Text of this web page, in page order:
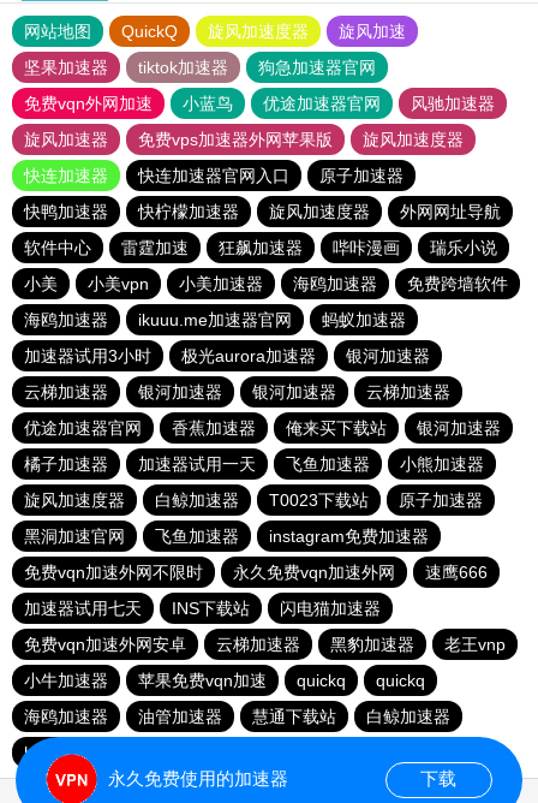
网站地图 QuickQ 旋风加速度器
旋风加速
坚果加速器
tiktok加速器
狗急加速器官网
免费vqn外网加速
小蓝鸟 优途加速器官网
风驰加速器
旋风加速器
免费vps加速器外网苹果版
旋风加速度器
快连加速器
快连加速器官网入口
原子加速器
快鸭加速器
快柠檬加速器 旋风加速度器
外网网址导航
软件中心
雷霆加速 狂飙加速器 哔咔漫画
瑞乐小说
小美
小美vpn 小美加速器 海鸥加速器
免费跨墙软件
海鸥加速器
ikuuu.me加速器官网
蚂蚁加速器
加速器试用3小时
极光aurora加速器
银河加速器
云梯加速器
银河加速器 银河加速器
云梯加速器
优途加速器官网
香蕉加速器 俺来买下载站
银河加速器
橘子加速器
加速器试用一天 飞鱼加速器
小熊加速器
旋风加速度器
白鲸加速器 T0023下载站
原子加速器
黑洞加速官网
飞鱼加速器
instagram免费加速器
免费vqn加速外网不限时
永久免费vqn加速外网
速鹰666
加速器试用七天
INS下载站
闪电猫加速器
免费vqn加速外网安卓
云梯加速器 黑豹加速器
老王vnp
小牛加速器
苹果免费vqn加速 quickq
quickq
海鸥加速器
油管加速器 慧通下载站
白鲸加速器
hammer加速器
永久免费使用的加速器 下载